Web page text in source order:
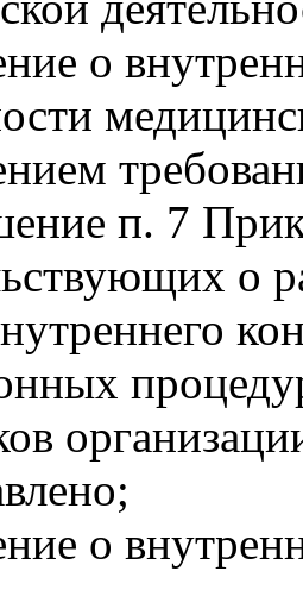
о
п. 7
о
о